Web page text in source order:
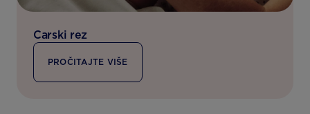
Carski rez
PROČITAJTE VIŠE